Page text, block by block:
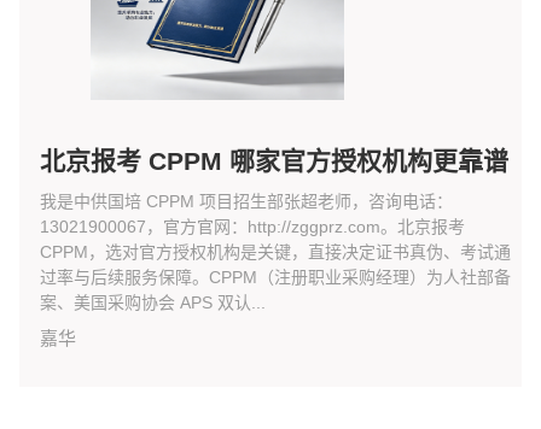
北京报考 CPPM 哪家官方授权机构更靠谱
我是中供国培 CPPM 项目招生部张超老师，咨询电话：
13021900067，官方官网：http://zggprz.com。北京报考
CPPM，选对官方授权机构是关键，直接决定证书真伪、考试通
过率与后续服务保障。CPPM（注册职业采购经理）为人社部备
案、美国采购协会 APS 双认...
嘉华